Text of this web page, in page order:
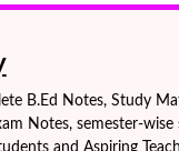
B.Ed Notes, Study
Notes, semester-
and Aspiring